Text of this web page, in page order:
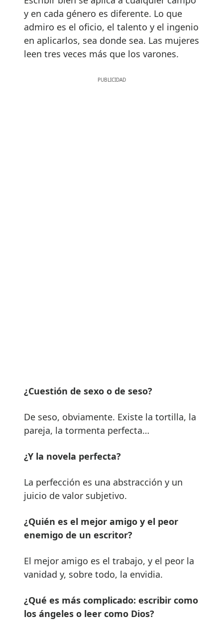
y en cada género es diferente. Lo que
admiro es el oficio, el talento y el ingenio
en aplicarlos, sea donde sea. Las mujeres
leen tres veces más que los varones.
¿Cuestión de sexo o de seso?
De seso, obviamente. Existe la tortilla, la
pareja, la tormenta perfecta…
¿Y la novela perfecta?
La perfección es una abstracción y un
juicio de valor subjetivo.
¿Quién es el mejor amigo y el peor
enemigo de un escritor?
El mejor amigo es el trabajo, y el peor la
vanidad y, sobre todo, la envidia.
¿Qué es más complicado: escribir como
los ángeles o leer como Dios?